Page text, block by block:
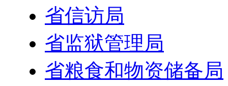
省信访局
省监狱管理局
省粮食和物资储备局